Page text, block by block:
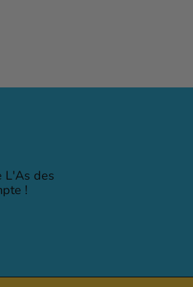
L'As des
!